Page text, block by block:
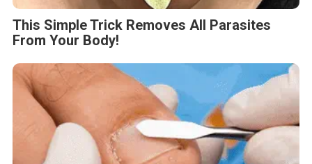
This Simple Trick Removes All Parasites
From Your Body!